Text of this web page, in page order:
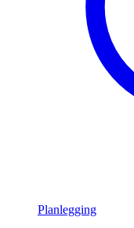
Planlegging